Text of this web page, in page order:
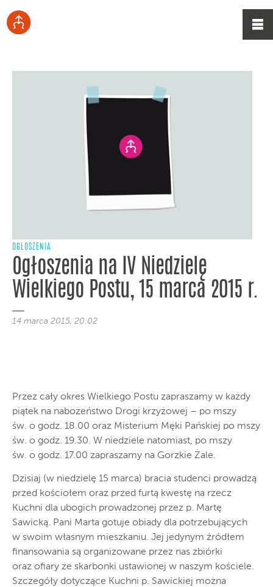
OGŁOSZENIA
Ogłoszenia na IV Niedzielę
Wielkiego Postu, 15 marca 2015 r.
14 marca 2015, 20:02
Przez cały okres Wielkiego Postu zapraszamy w każdy
piątek na nabożeństwo Drogi krzyżowej – po mszy
św. o godz. 18.00 oraz Misterium Męki Pańskiej po mszy
św. o godz. 19.30. W niedziele natomiast, po mszy
św. o godz. 17.00 zapraszamy na Gorzkie Żale.
Dzisiaj (w niedzielę 15 marca) bracia studenci prowadzą
przed kościołem oraz przed furtą kwestę na rzecz
Kuchni dla ubogich prowadzonej przez p. Martę
Sawicką. Pani Marta gotuje obiady dla potrzebujących
w swoim własnym mieszkaniu. Jej jedynym źródłem
finansowania są organizowane przez nas zbiórki
oraz ofiary ze skarbonki ustawionej w naszym kościele.
Szczegóły dotyczące Kuchni p. Sawickiej można